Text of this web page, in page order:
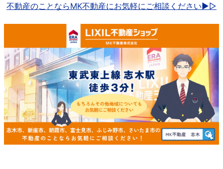
不動産のことならMK不動産にお気軽にご相談ください▶▷